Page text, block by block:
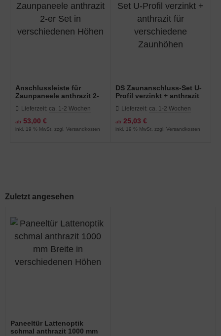
Anschlussleiste für
Zaunpaneele anthrazit 2-
Höhen
Lieferzeit: ca. 1-2 Wochen
ab 53,00 €
inkl. 19 % MwSt. zzgl. Versandkosten
DS Zaunanschluss-Set U-
Profil verzinkt + anthrazit
Zaunhöhen
Lieferzeit: ca. 1-2 Wochen
ab 25,03 €
inkl. 19 % MwSt. zzgl. Versandkosten
Zuletzt angesehen
Paneeltür Lattenoptik
schmal anthrazit 1000 mm